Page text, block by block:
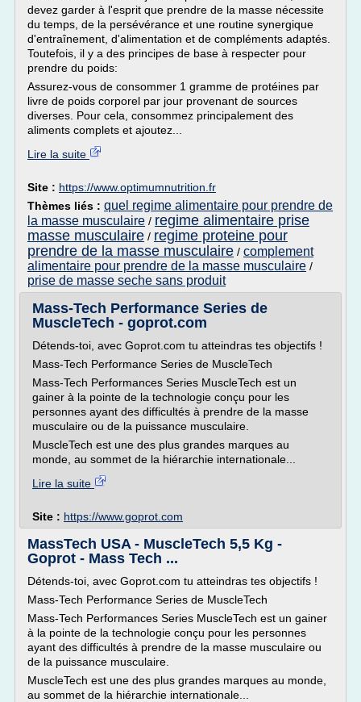
devez garder à l'esprit que prendre de la masse nécessite
du temps, de la persévérance et une routine synergique
d'entraînement, d'alimentation et de compléments adaptés.
Toutefois, il y a des principes de base à respecter pour
prendre du poids:
Assurez-vous de consommer 1 gramme de protéines par
livre de poids corporel par jour provenant de sources
diverses. Pour cela, consommez principalement des
aliments complets et ajoutez...
Lire la suite
Site : https://www.optimumnutrition.fr
Thèmes liés : quel regime alimentaire pour prendre de
la masse musculaire / regime alimentaire prise
masse musculaire / regime proteine pour
prendre de la masse musculaire / complement
alimentaire pour prendre de la masse musculaire /
prise de masse seche sans produit
Mass-Tech Performance Series de
MuscleTech - goprot.com
Détends-toi, avec Goprot.com tu atteindras tes objectifs !
Mass-Tech Performance Series de MuscleTech
Mass-Tech Performances Series MuscleTech est un
gainer à la pointe de la technologie conçu pour les
personnes ayant des difficultés à prendre de la masse
musculaire ou de la puissance musculaire.
MuscleTech est une des plus grandes marques au
monde, au sommet de la hiérarchie internationale...
Lire la suite
Site : https://www.goprot.com
MassTech USA - MuscleTech 5,5 Kg -
Goprot - Mass Tech ...
Détends-toi, avec Goprot.com tu atteindras tes objectifs !
Mass-Tech Performance Series de MuscleTech
Mass-Tech Performances Series MuscleTech est un gainer
à la pointe de la technologie conçu pour les personnes
ayant des difficultés à prendre de la masse musculaire ou
de la puissance musculaire.
MuscleTech est une des plus grandes marques au monde,
au sommet de la hiérarchie internationale...